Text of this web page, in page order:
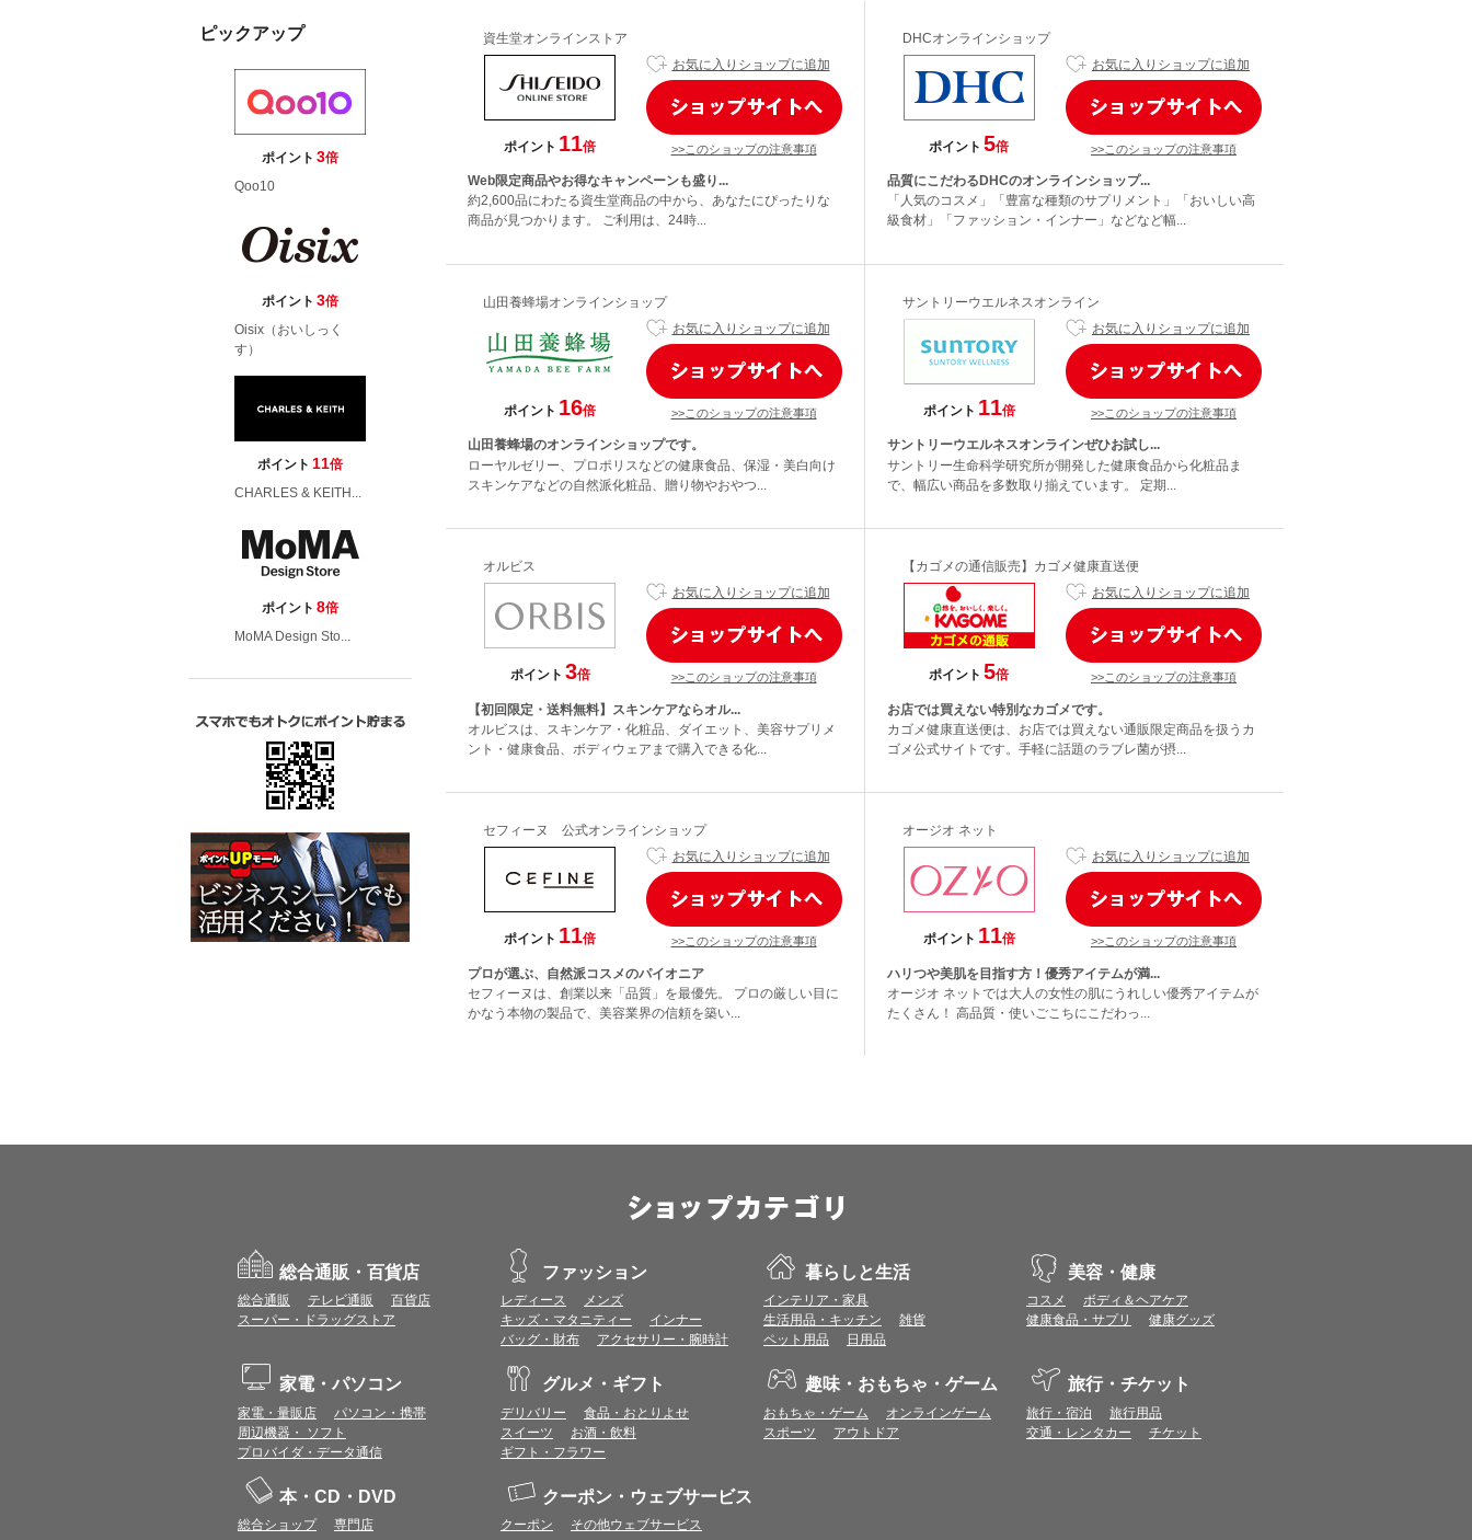
ピックアップ
ポイント 3倍
Qoo10
ポイント 3倍
Oisix（おいしっく
す）
ポイント 11倍
CHARLES & KEITH...
ポイント 8倍
MoMA Design Sto...
資生堂オンラインストア
ポイント 11倍
お気に入りショップに追加
>>このショップの注意事項
Web限定商品やお得なキャンペーンも盛り...
約2,600品にわたる資生堂商品の中から、あなたにぴったりな
商品が見つかります。 ご利用は、24時...
DHCオンラインショップ
ポイント 5倍
お気に入りショップに追加
>>このショップの注意事項
品質にこだわるDHCのオンラインショップ...
「人気のコスメ」「豊富な種類のサプリメント」「おいしい高
級食材」「ファッション・インナー」などなど幅...
山田養蜂場オンラインショップ
ポイント 16倍
お気に入りショップに追加
>>このショップの注意事項
山田養蜂場のオンラインショップです。
ローヤルゼリー、プロポリスなどの健康食品、保湿・美白向け
スキンケアなどの自然派化粧品、贈り物やおやつ...
サントリーウエルネスオンライン
ポイント 11倍
お気に入りショップに追加
>>このショップの注意事項
サントリーウエルネスオンラインぜひお試し...
サントリー生命科学研究所が開発した健康食品から化粧品ま
で、幅広い商品を多数取り揃えています。 定期...
オルビス
ポイント 3倍
お気に入りショップに追加
>>このショップの注意事項
【初回限定・送料無料】スキンケアならオル...
オルビスは、スキンケア・化粧品、ダイエット、美容サプリメ
ント・健康食品、ボディウェアまで購入できる化...
【カゴメの通信販売】カゴメ健康直送便
ポイント 5倍
お気に入りショップに追加
>>このショップの注意事項
お店では買えない特別なカゴメです。
カゴメ健康直送便は、お店では買えない通販限定商品を扱うカ
ゴメ公式サイトです。手軽に話題のラブレ菌が摂...
セフィーヌ 公式オンラインショップ
ポイント 11倍
お気に入りショップに追加
>>このショップの注意事項
プロが選ぶ、自然派コスメのパイオニア
セフィーヌは、創業以来「品質」を最優先。 プロの厳しい目に
かなう本物の製品で、美容業界の信頼を築い...
オージオ ネット
ポイント 11倍
お気に入りショップに追加
>>このショップの注意事項
ハリつや美肌を目指す方！優秀アイテムが満...
オージオ ネットでは大人の女性の肌にうれしい優秀アイテムが
たくさん！ 高品質・使いごこちにこだわっ...
総合通販・百貨店
総合通販 テレビ通販
百貨店
スーパー・ドラッグストア
ファッション
レディース
メンズ
キッズ・マタニティー
インナー
バッグ・財布
アクセサリー・腕時計
暮らしと生活
インテリア・家具
生活用品・キッチン
雑貨
ペット用品
日用品
美容・健康
コスメ
ボディ＆ヘアケア
健康食品・サプリ
健康グッズ
家電・パソコン
家電・量販店
パソコン・携帯
周辺機器・ ソフト
プロバイダ・データ通信
グルメ・ギフト
デリバリー
食品・おとりよせ
スイーツ
お酒・飲料
ギフト・フラワー
趣味・おもちゃ・ゲーム
おもちゃ・ゲーム
オンラインゲーム
スポーツ
アウトドア
旅行・チケット
旅行・宿泊
旅行用品
交通・レンタカー
チケット
本・CD・DVD
総合ショップ 専門店
クーポン・ウェブサービス
クーポン その他ウェブサービス